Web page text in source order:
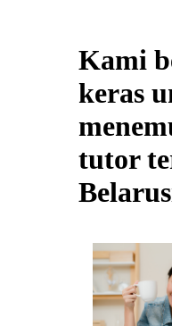
Kami
keras
tutor